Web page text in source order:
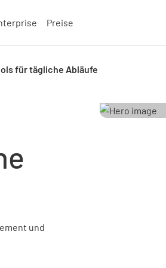
Preise
für tägliche Abläufe
und